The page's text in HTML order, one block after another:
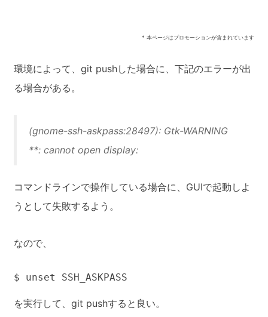
* 本ページはプロモーションが含まれています
環境によって、git pushした場合に、下記のエラーが出
る場合がある。
(gnome-ssh-askpass:28497): Gtk-WARNING
**: cannot open display:
コマンドラインで操作している場合に、GUIで起動しよ
うとして失敗するよう。
なので、
$ unset SSH_ASKPASS
を実行して、git pushすると良い。